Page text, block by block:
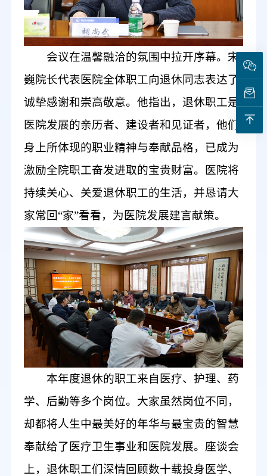
会议在温馨融洽的氛围中拉开序幕。 宋
巍院长代表医院全体职工向退休同志表达了
诚挚感谢和崇高敬意。他指出， 退休职工是
医院发展的亲历者、建设者和见证者，他们
身上所体现的职业精神与奉献品格，已成为
激励全院职工奋发进取的宝贵财富。医院将
持续关心、关爱退休职工的生活，并恳请大
家常回“家”看看，为医院发展建言献策。
本年度退休的职工来自医疗、护理、药
学、后勤等多个岗位。 大家虽然岗位不同，
却都将人生中最美好的年华与最宝贵的智慧
奉献给了医疗卫生事业和医院发展。座谈会
上，退休职工们深情回顾数十载投身医学、